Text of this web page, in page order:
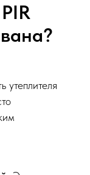
утеплителя